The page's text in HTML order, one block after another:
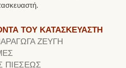
ΤΟΥ ΚΑΤΑΣΚΕΥΑΣΤΗ
ΖΕΥΓΗ
ΠΙΕΣΕΩΣ